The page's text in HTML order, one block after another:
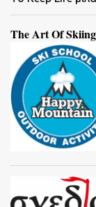
The Art Of Skiing